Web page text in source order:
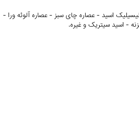
اسید - عصاره چای سبز - عصاره آلوئه ورا -
- اسید سیتریک و غیره.